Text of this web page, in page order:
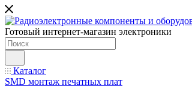
Готовый интернет-магазин электроники
Каталог
SMD монтаж печатных плат